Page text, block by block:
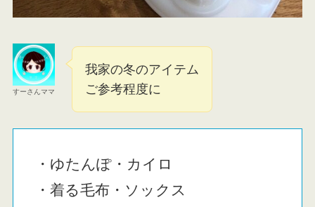
すーさんママ
我家の冬のアイテム
ご参考程度に
・ゆたんぽ・カイロ
・着る毛布・ソックス